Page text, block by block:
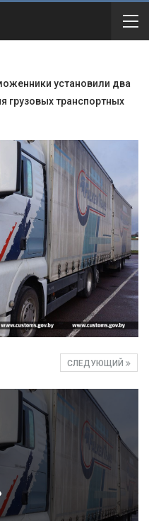
установили два
грузовых транспортных
СЛЕДУЮЩИЙ